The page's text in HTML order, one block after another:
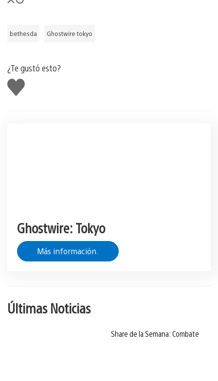
bethesda Ghostwire tokyo
¿Te gustó esto?
Me
gusta
Ghostwire: Tokyo
Más información.
Últimas Noticias
Share de la Semana: Combate